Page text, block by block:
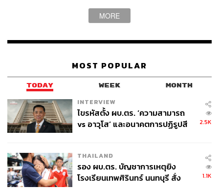
ABOUT THE AUTHOR
ประลองยุทธ ผงงอย
THE STANDARD WEALTH Feature Editor
MORE
MOST POPULAR
TODAY WEEK MONTH
INTERVIEW
ไขรหัสตั้ง ผบ.ตร. ‘ความสามารถ
vs อาวุโส’ และอนาคตการปฏิรูปสี
2.5K
THAILAND
รอง ผบ.ตร. บัญชาการเหตุยิง
โรงเรียนเทพศิรินทร์ นนทบุรี สั่ง
1.1K